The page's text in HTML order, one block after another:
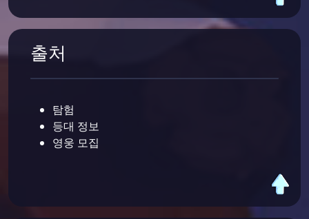
출처
탐험
등대 정보
영웅 모집